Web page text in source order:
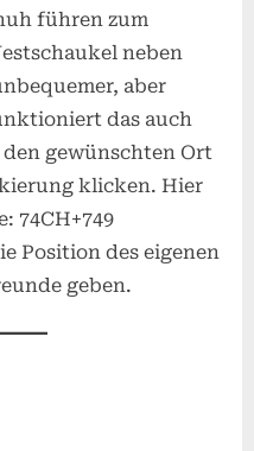
führen zum
neben
aber
das auch
gewünschten Ort
klicken. Hier
74CH+749
Position des eigenen
geben.